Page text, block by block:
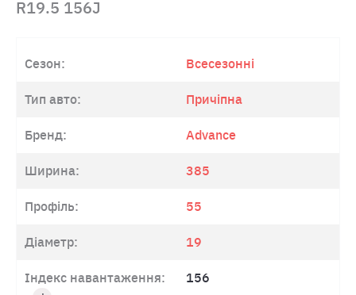
R19.5 156J
Сезон: Всесезонні
Тип авто: Причіпна
Бренд: Advance
Ширина: 385
Профіль: 55
Діаметр: 19
Індекс навантаження: 156